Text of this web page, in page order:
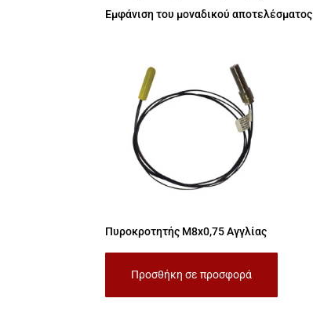
Εμφάνιση του μοναδικού αποτελέσματος
Πυροκροτητής M8x0,75 Αγγλίας
Προσθήκη σε προσφορά